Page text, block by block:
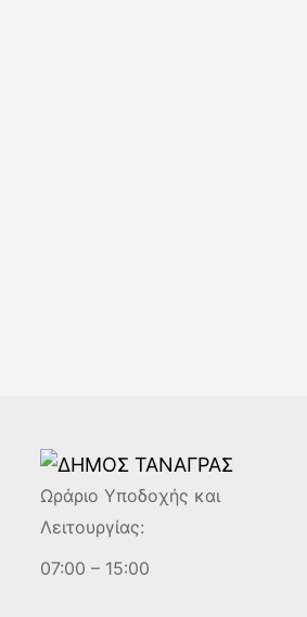
Ωράριο Υποδοχής και
Λειτουργίας:
07:00 – 15:00